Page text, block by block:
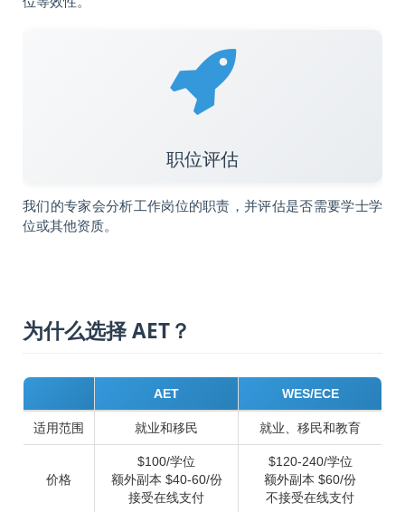
职位评估
我们的专家会分析工作岗位的职责，并评估是否需要学士学
位或其他资质。
为什么选择 AET？
AET WES/ECE
适用范围 就业和移民 就业、移民和教育
价格
$100/学位
额外副本 $40-60/份
接受在线支付
$120-240/学位
额外副本 $60/份
不接受在线支付